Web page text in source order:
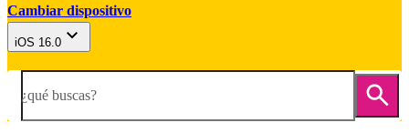
Cambiar dispositivo
iOS 16.0
¿qué buscas?